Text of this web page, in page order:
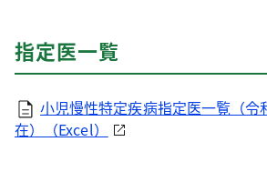
指定医一覧
小児慢性特定疾病指定医一覧（令
在）（Excel）